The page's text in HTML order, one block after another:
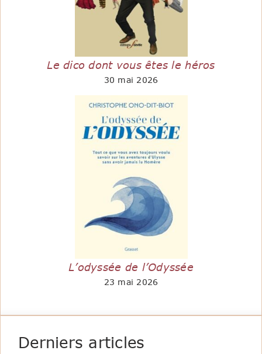
Le dico dont vous êtes le héros
30 mai 2026
L’odyssée de l’Odyssée
23 mai 2026
Derniers articles